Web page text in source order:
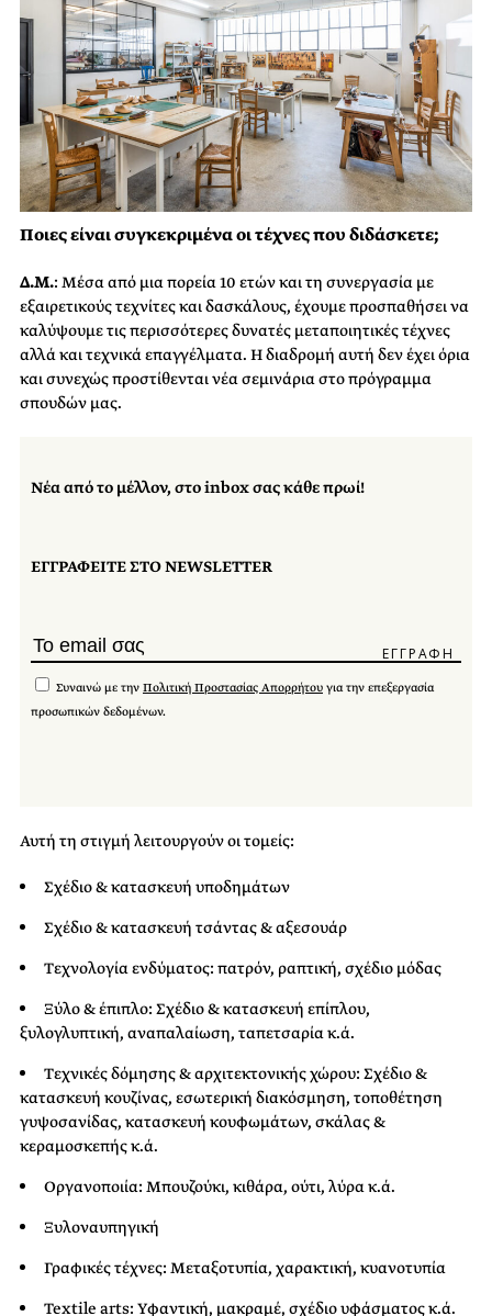
Ποιες είναι συγκεκριμένα οι τέχνες που διδάσκετε;
Δ.Μ.: Μέσα από μια πορεία 10 ετών και τη συνεργασία με
εξαιρετικούς τεχνίτες και δασκάλους, έχουμε προσπαθήσει να
καλύψουμε τις περισσότερες δυνατές μεταποιητικές τέχνες
αλλά και τεχνικά επαγγέλματα. Η διαδρομή αυτή δεν έχει όρια
και συνεχώς προστίθενται νέα σεμινάρια στο πρόγραμμα
σπουδών μας.
Νέα από το μέλλον, στο inbox σας κάθε πρωί!
ΕΓΓΡΑΦΕΙΤΕ ΣΤΟ NEWSLETTER
Συναινώ με την Πολιτική Προστασίας Απορρήτου για την επεξεργασία
προσωπικών δεδομένων.
Αυτή τη στιγμή λειτουργούν οι τομείς:
Σχέδιο & κατασκευή υποδημάτων
Σχέδιο & κατασκευή τσάντας & αξεσουάρ
Τεχνολογία ενδύματος: πατρόν, ραπτική, σχέδιο μόδας
Ξύλο & έπιπλο: Σχέδιο & κατασκευή επίπλου,
ξυλογλυπτική, αναπαλαίωση, ταπετσαρία κ.ά.
Τεχνικές δόμησης & αρχιτεκτονικής χώρου: Σχέδιο &
κατασκευή κουζίνας, εσωτερική διακόσμηση, τοποθέτηση
γυψοσανίδας, κατασκευή κουφωμάτων, σκάλας &
κεραμοσκεπής κ.ά.
Οργανοποιία: Μπουζούκι, κιθάρα, ούτι, λύρα κ.ά.
Ξυλοναυπηγική
Γραφικές τέχνες: Μεταξοτυπία, χαρακτική, κυανοτυπία
Textile arts: Υφαντική, μακραμέ, σχέδιο υφάσματος κ.ά.